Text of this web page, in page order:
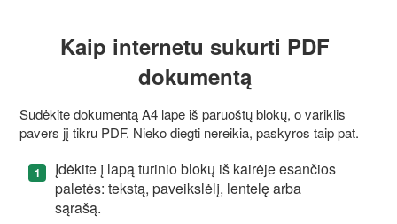
Kaip internetu sukurti PDF
dokumentą
Sudėkite dokumentą A4 lape iš paruoštų blokų, o variklis
pavers jį tikru PDF. Nieko diegti nereikia, paskyros taip pat.
Įdėkite į lapą turinio blokų iš kairėje esančios
paletės: tekstą, paveikslėlį, lentelę arba
sąrašą.